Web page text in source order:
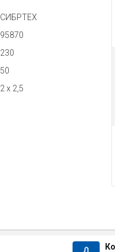
СИБРТЕХ
95870
230
50
2 x 2,5